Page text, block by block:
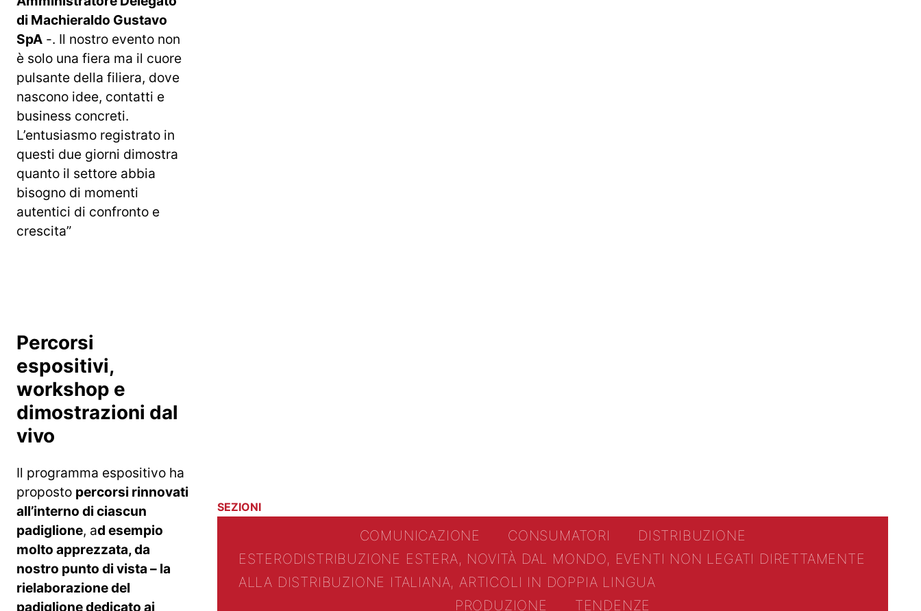
di Machieraldo Gustavo
SpA -. Il nostro evento non
è solo una fiera ma il cuore
pulsante della filiera, dove
nascono idee, contatti e
business concreti.
L’entusiasmo registrato in
questi due giorni dimostra
quanto il settore abbia
bisogno di momenti
autentici di confronto e
crescita”
Percorsi
espositivi,
workshop e
dimostrazioni dal
vivo
Il programma espositivo ha
proposto percorsi rinnovati
all’interno di ciascun
padiglione, ad esempio
molto apprezzata, da
nostro punto di vista – la
rielaborazione del
padiglione dedicato ai
SEZIONI
COMUNICAZIONE CONSUMATORI
DISTRIBUZIONE
ESTERODISTRIBUZIONE ESTERA, NOVITÀ DAL MONDO, EVENTI NON LEGATI DIRETTAMENTE
ALLA DISTRIBUZIONE ITALIANA, ARTICOLI IN DOPPIA LINGUA
PRODUZIONE
TENDENZE